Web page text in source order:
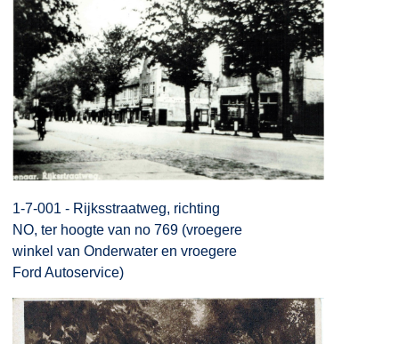
1-7-001 - Rijksstraatweg, richting
NO, ter hoogte van no 769 (vroegere
winkel van Onderwater en vroegere
Ford Autoservice)